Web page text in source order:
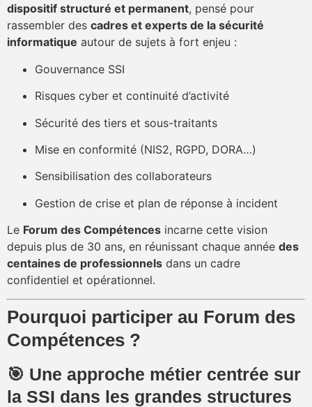
dispositif structuré et permanent, pensé pour
rassembler des cadres et experts de la sécurité
informatique autour de sujets à fort enjeu :
Gouvernance SSI
Risques cyber et continuité d’activité
Sécurité des tiers et sous-traitants
Mise en conformité (NIS2, RGPD, DORA…)
Sensibilisation des collaborateurs
Gestion de crise et plan de réponse à incident
Le Forum des Compétences incarne cette vision
depuis plus de 30 ans, en réunissant chaque année des
centaines de professionnels dans un cadre
confidentiel et opérationnel.
Pourquoi participer au Forum des
Compétences ?
🎯 Une approche métier centrée sur
la SSI dans les grandes structures